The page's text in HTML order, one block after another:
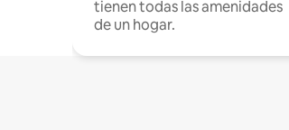
tienen todas las amenidades
de un hogar.